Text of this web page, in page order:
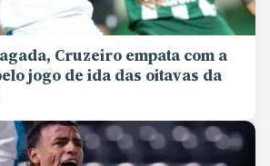
Cruzeiro empata com a
jogo de ida das oitavas da